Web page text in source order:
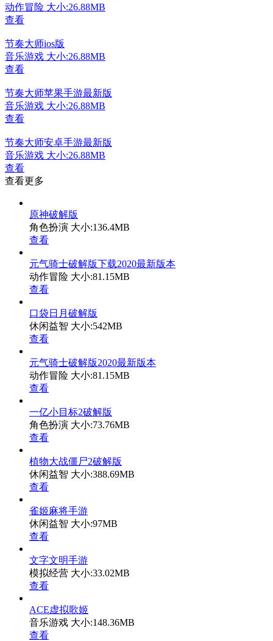
动作冒险 大小:26.88MB
查看
节奏大师ios版
音乐游戏 大小:26.88MB
查看
节奏大师苹果手游最新版
音乐游戏 大小:26.88MB
查看
节奏大师安卓手游最新版
音乐游戏 大小:26.88MB
查看
查看更多
原神破解版
角色扮演 大小:136.4MB
查看
元气骑士破解版下载2020最新版本
动作冒险 大小:81.15MB
查看
口袋日月破解版
休闲益智 大小:542MB
查看
元气骑士破解版2020最新版本
动作冒险 大小:81.15MB
查看
一亿小目标2破解版
角色扮演 大小:73.76MB
查看
植物大战僵尸2破解版
休闲益智 大小:388.69MB
查看
雀姬麻将手游
休闲益智 大小:97MB
查看
文字文明手游
模拟经营 大小:33.02MB
查看
ACE虚拟歌姬
音乐游戏 大小:148.36MB
查看